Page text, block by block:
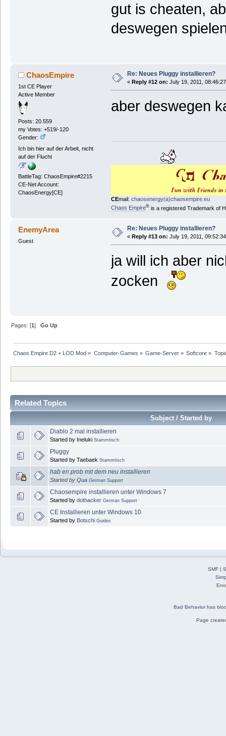
gut is cheaten,
deswegen
ChaosEmpire
1st CE Player
Active Member
Posts: 20.559
my Votes: +519/-120
Gender:
Ich bin hier auf der Arbeit, nicht
auf der Flucht
BattleTag: ChaosEmpire#2215
CE-Net Account:
ChaosEnergy[CE]
Re: Neues Pluggy installieren?
« Reply #12 on: July 19, 2011,
aber deswegen
CEmail: chaosenergy(a)chaosempire.eu
Chaos Empire®is a registered Trademark of
EnemyArea
Guest
Re: Neues Pluggy installieren?
« Reply #13 on: July 19, 2011,
ja will ich aber
zocken
Pages: [1]Go Up
Chaos Empire D2 + LOD Mod » Computer-Games » Game-Server» Softcore »
Related Topics
Subject / Started by
Diablo 2 mal installieren
Started by Ineluki Stammtisch
Pluggy
Started by Taebaek Stammtisch
hab en prob mit dem neu installieren
Started by Qua German Support
Chaosempire installieren unter Windows 7
Started by dothacker German Support
CE Installieren unter Windows 10
Started by Botschi Guides
SMF|
Bad Behaviorhas
Page